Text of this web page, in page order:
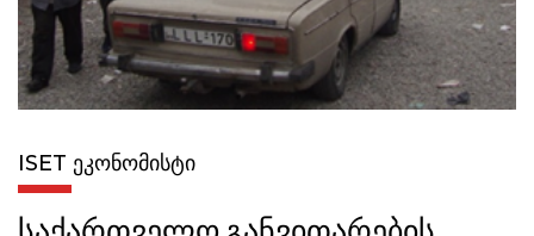
ISET ᲔᲙᲝᲜᲝᲛᲘᲡᲢᲘ